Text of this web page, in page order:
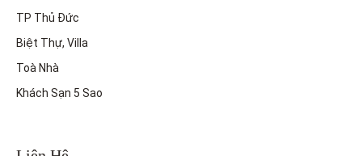
TP Thủ Đức
Biệt Thự, Villa
Toà Nhà
Khách Sạn 5 Sao